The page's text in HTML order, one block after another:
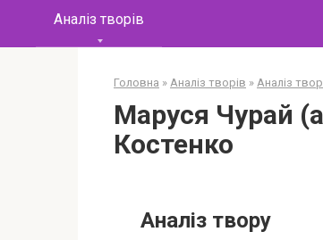
Аналіз творів
Головна » Аналіз творів » Аналіз
Маруся Чурай
Костенко
Аналіз твору